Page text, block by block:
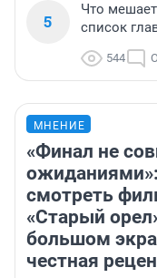
5
Что
список
544
МНЕНИЕ
«Финал не
смотреть
«Старый
большом
честная